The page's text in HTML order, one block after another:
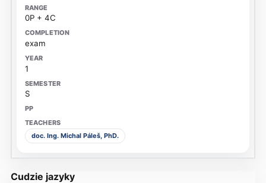
0P + 4C
exam
1
S
doc. Ing. Michal Páleš, PhD.
Cudzie jazyky